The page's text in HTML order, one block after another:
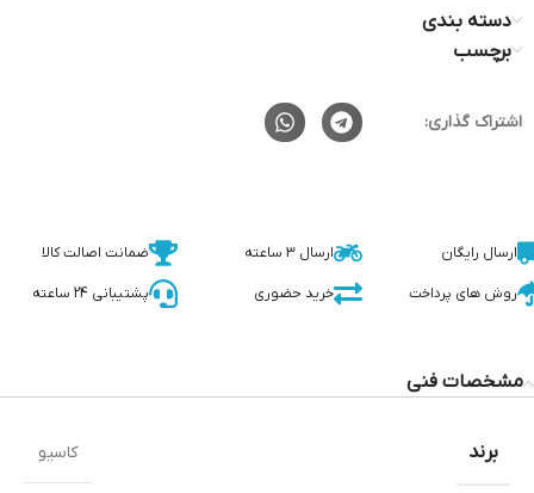
دسته بندی
برچسب
اشتراک گذاری:
ارسال رایگان ارسال 3 ساعته ضمانت اصالت کالا
روش های پرداخت خرید حضوری پشتیبانی 24 ساعته
مشخصات فنی
برند کاسیو